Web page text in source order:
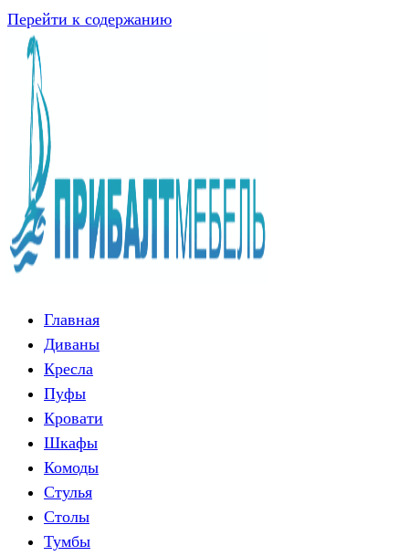
Перейти к содержанию
Главная
Диваны
Кресла
Пуфы
Кровати
Шкафы
Комоды
Стулья
Столы
Тумбы